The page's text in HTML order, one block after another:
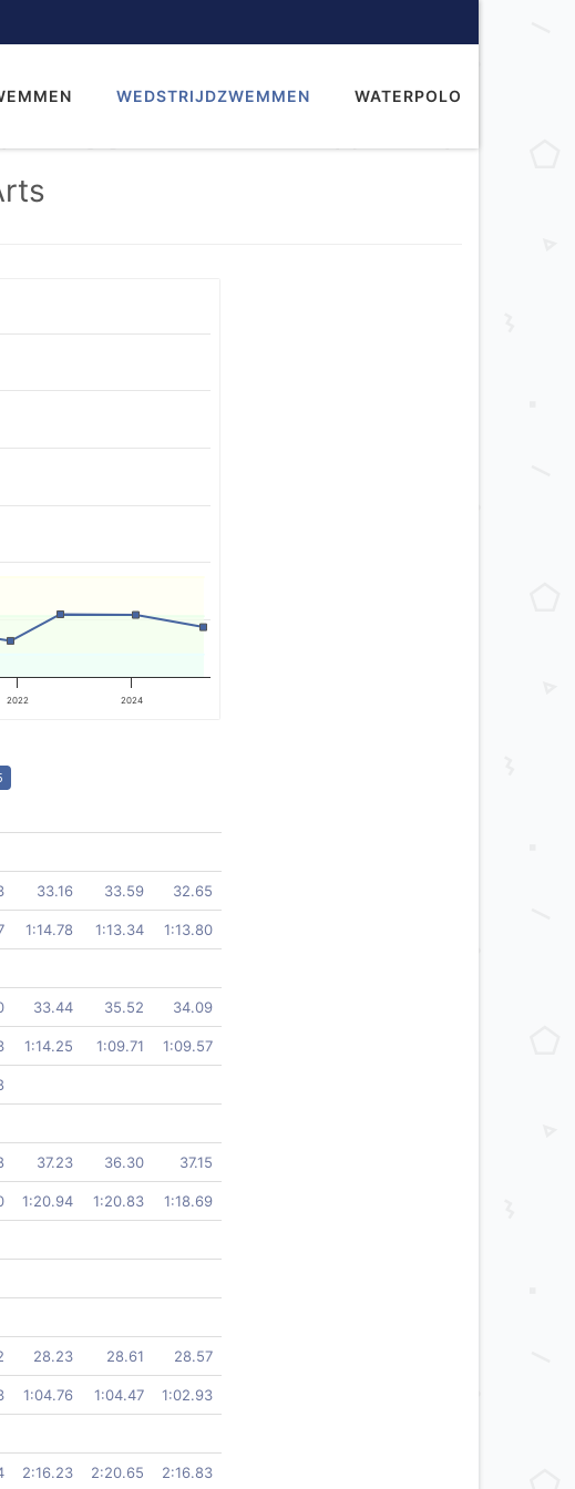
WEDSTRIJDZWEMMEN WATERPOLO
2022 2024
33.16 33.59 32.65
1:14.78 1:13.34 1:13.80
33.44 35.52 34.09
1:14.25 1:09.71 1:09.57
37.23 36.30 37.15
1:20.94 1:20.83 1:18.69
28.23 28.61 28.57
1:04.76 1:04.47 1:02.93
2:16.23 2:20.65 2:16.83